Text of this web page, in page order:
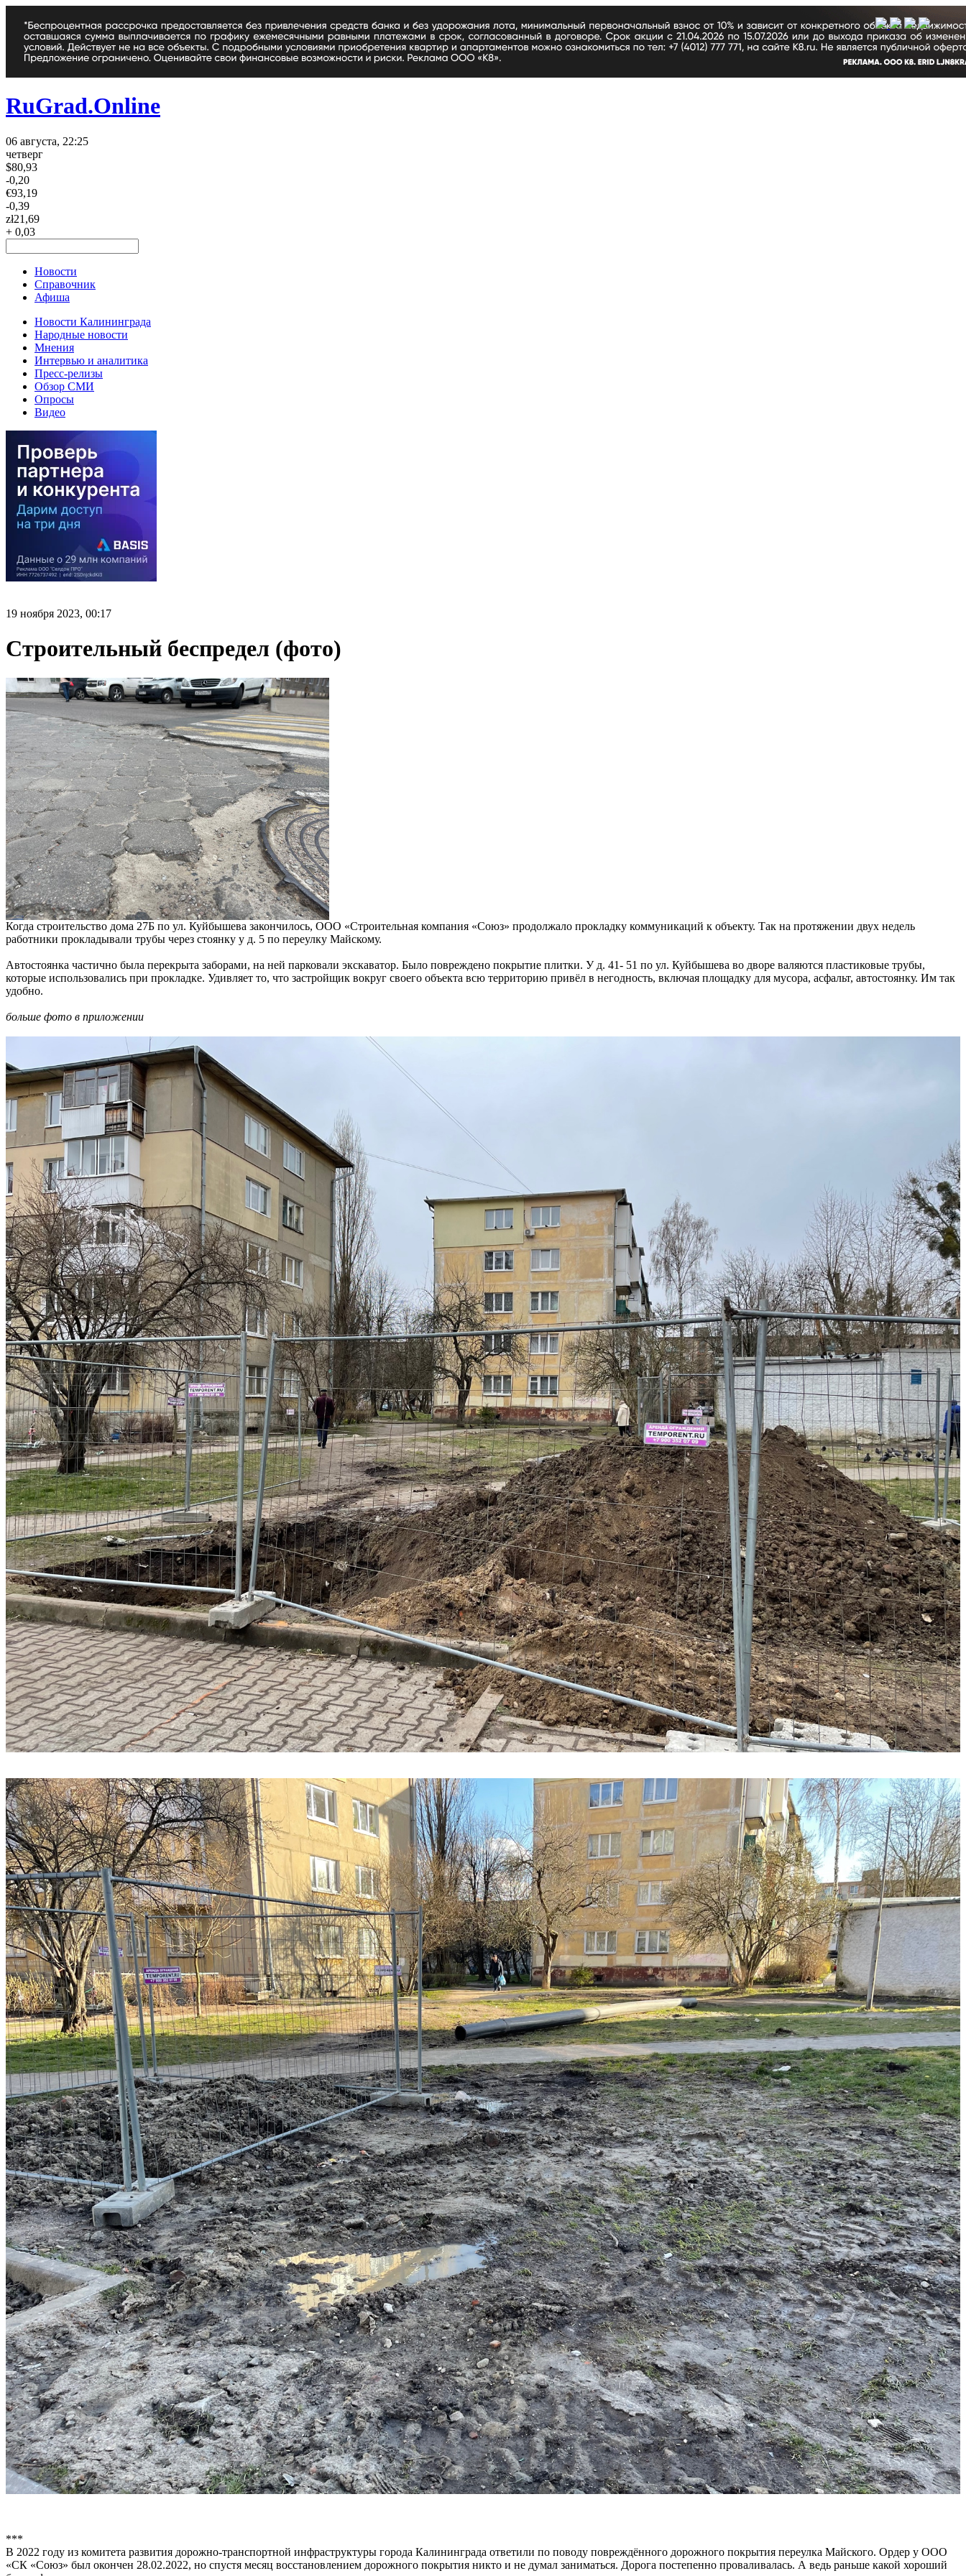
RuGrad.Online
06 августа, 22:25
четверг
$80,93
-0,20
€93,19
-0,39
zł21,69
+ 0,03
Новости
Справочник
Афиша
Новости Калининграда
Народные новости
Мнения
Интервью и аналитика
Пресс-релизы
Обзор СМИ
Опросы
Видео
19 ноября 2023, 00:17
Строительный беспредел (фото)
Когда строительство дома 27Б по ул. Куйбышева закончилось, ООО «Строительная компания «Союз» продолжало прокладку коммуникаций к объекту. Так на протяжении двух недель
работники прокладывали трубы через стоянку у д. 5 по переулку Майскому.
Автостоянка частично была перекрыта заборами, на ней парковали экскаватор. Было повреждено покрытие плитки. У д. 41- 51 по ул. Куйбышева во дворе валяются пластиковые трубы,
которые использовались при прокладке. Удивляет то, что застройщик вокруг своего объекта всю территорию привёл в негодность, включая площадку для мусора, асфальт, автостоянку. Им так
удобно.
больше фото в приложении
***
В 2022 году из комитета развития дорожно-транспортной инфраструктуры города Калининграда ответили по поводу повреждённого дорожного покрытия переулка Майского. Ордер у ООО
«СК «Союз» был окончен 28.02.2022, но спустя месяц восстановлением дорожного покрытия никто и не думал заниматься. Дорога постепенно проваливалась. А ведь раньше какой хороший